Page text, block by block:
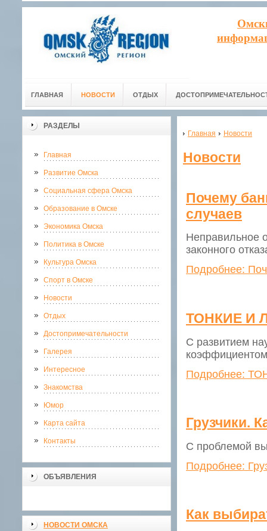
ГЛАВНАЯ НОВОСТИ ОТДЫХ
РАЗДЕЛЫ
Главная
Развитие Омска
Социальная сфера Омска
Образование в Омске
Экономика Омска
Политика в Омске
Культура Омска
Спорт в Омске
Новости
Отдых
Достопримечательности
Галерея
Интересное
Знакомства
Юмор
Карта сайта
Контакты
ОБЪЯВЛЕНИЯ
НОВОСТИ ОМСКА
Главная Новости
Новости
Почему
случаев
Неправильное
законного
Подробнее:
ТОНКИЕ И
С развитием
Подробнее:
Грузчики.
С проблемой
Подробнее:
Как